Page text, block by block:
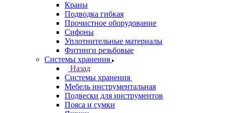
Краны
Подводка гибкая
Прочистное оборудование
Сифоны
Уплотнительные материалы
Фитинги резьбовые
Системы хранения
Назад
Системы хранения
Мебель инструментальная
Подвески для инструментов
Пояса и сумки